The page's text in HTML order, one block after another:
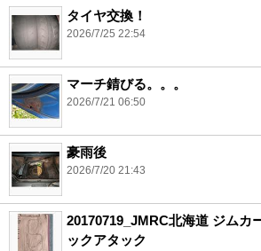
タイヤ交換！
2026/7/25 22:54
マーチ錆びる。。。
2026/7/21 06:50
豪雨後
2026/7/20 21:43
20170719_JMRC北海道 ジムカ
ックアタック